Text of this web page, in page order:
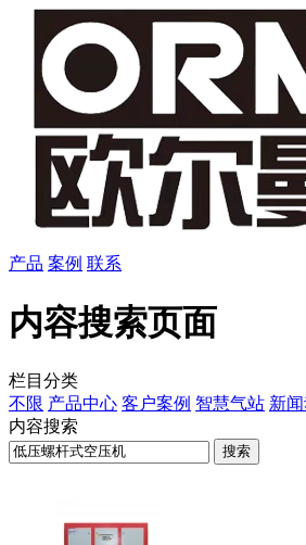
产品 案例 联系
内容搜索页面
栏目分类
不限 产品中心 客户案例 智慧气站 新
内容搜索
搜索